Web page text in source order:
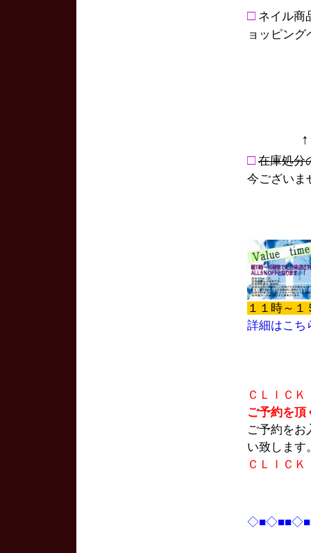
□ ネイル商
ョッピン
□ 在庫処分
今ございま
１１時～
詳細はこち
ＣＬＩＣＫ
ご予約を頂
ご予約をお
い致します
ＣＬＩＣＫ